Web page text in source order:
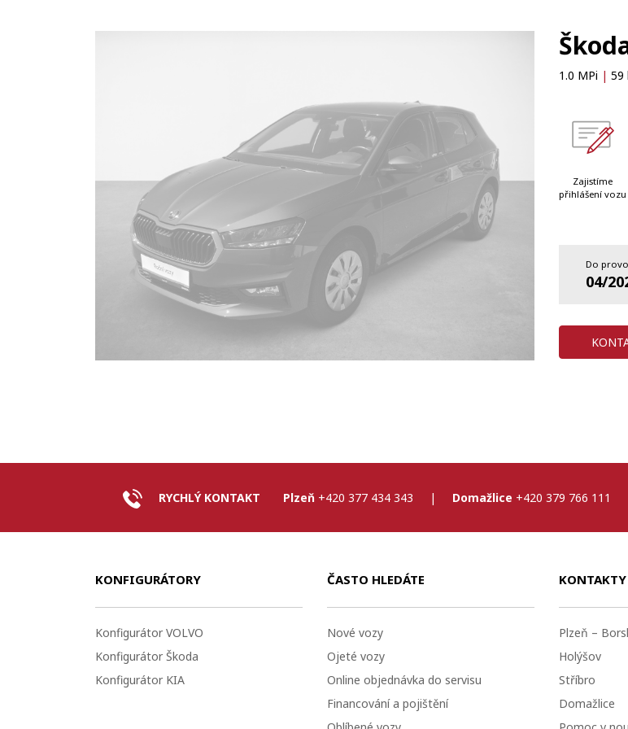
1.0 MPi | 59
Zajistíme
přihlášení vozu
Do
04/
RYCHLÝ KONTAKT Plzeň +420 377 434 343 | Domažlice +420 379 766 111
KONFIGURÁTORY
Konfigurátor VOLVO
Konfigurátor Škoda
Konfigurátor KIA
ČASTO HLEDÁTE
Nové vozy
Ojeté vozy
Online objednávka do servisu
Financování a pojištění
KONTAKTY
Plzeň –
Holýšov
Stříbro
Domažlice